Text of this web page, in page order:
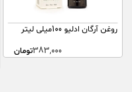
روغن آرگان ادلیو 100میلی لیتر
383,000تومان